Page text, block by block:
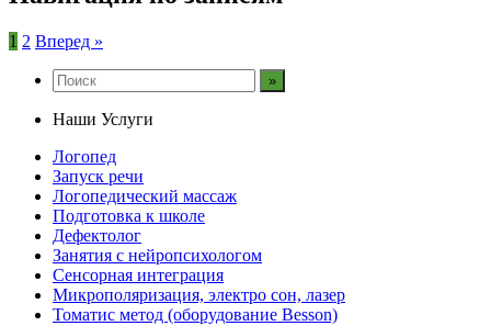
1 2 Вперед »
Наши Услуги
Логопед
Запуск речи
Логопедический массаж
Подготовка к школе
Дефектолог
Занятия с нейропсихологом
Сенсорная интеграция
Микрополяризация, электро сон, лазер
Томатис метод (оборудование Besson)